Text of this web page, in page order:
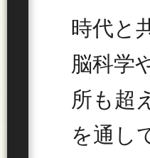
時代と
脳科学
所も超
を通し